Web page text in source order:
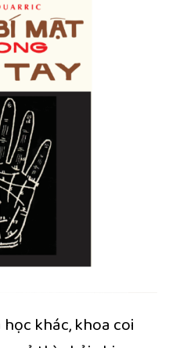
khác, khoa coi